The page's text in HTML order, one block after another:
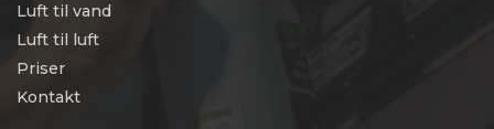
Luft til vand
Luft til luft
Priser
Kontakt